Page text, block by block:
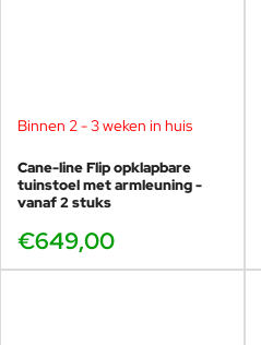
Binnen 2 - 3 weken in huis
Cane-line Flip opklapbare
tuinstoel met armleuning -
vanaf 2 stuks
€649,00